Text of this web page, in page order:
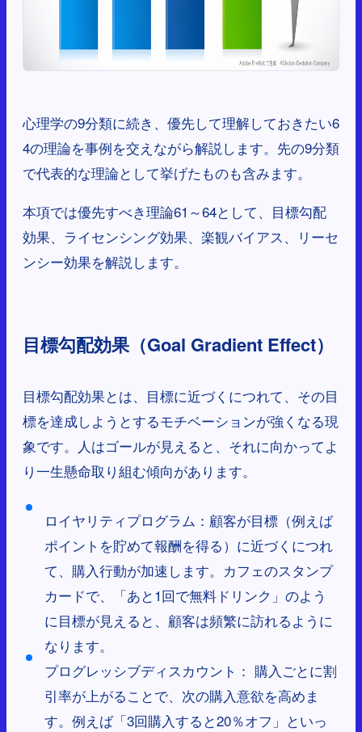
心理学の9分類に続き、優先して理解しておきたい6
4の理論を事例を交えながら解説します。先の9分類
で代表的な理論として挙げたものも含みます。
本項では優先すべき理論61～64として、目標勾配
効果、ライセンシング効果、楽観バイアス、リーセ
ンシー効果を解説します。
目標勾配効果（Goal Gradient Effect）
目標勾配効果とは、目標に近づくにつれて、その目
標を達成しようとするモチベーションが強くなる現
象です。人はゴールが見えると、それに向かってよ
り一生懸命取り組む傾向があります。
ロイヤリティプログラム：顧客が目標（例えば
ポイントを貯めて報酬を得る）に近づくにつれ
て、購入行動が加速します。カフェのスタンプ
カードで、「あと1回で無料ドリンク」のよう
に目標が見えると、顧客は頻繁に訪れるように
なります。
プログレッシブディスカウント： 購入ごとに割
引率が上がることで、次の購入意欲を高めま
す。例えば「3回購入すると20％オフ」といっ